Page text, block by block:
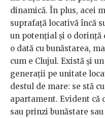
dinamică. În plus, acei
suprafață locativă încă
un potențial și o dorință
o dată cu bunăstarea,
cum e Clujul. Există și
generații pe unitate
destul de mare: se stă
apartament. Evident că
sau prinzi bunăstare